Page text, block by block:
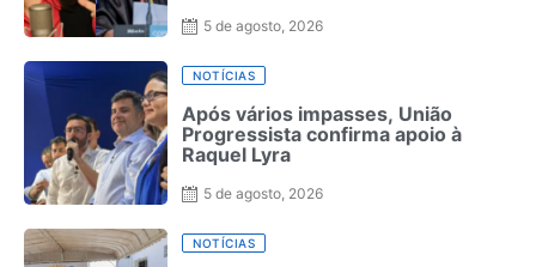
5 de agosto, 2026
NOTÍCIAS
Após vários impasses, União
Progressista confirma apoio à
Raquel Lyra
5 de agosto, 2026
NOTÍCIAS